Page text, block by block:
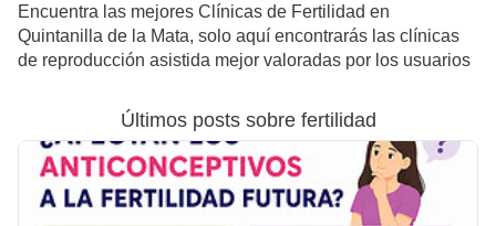
Encuentra las mejores Clínicas de Fertilidad en
Quintanilla de la Mata, solo aquí encontrarás las clínicas
de reproducción asistida mejor valoradas por los usuarios
Últimos posts sobre fertilidad